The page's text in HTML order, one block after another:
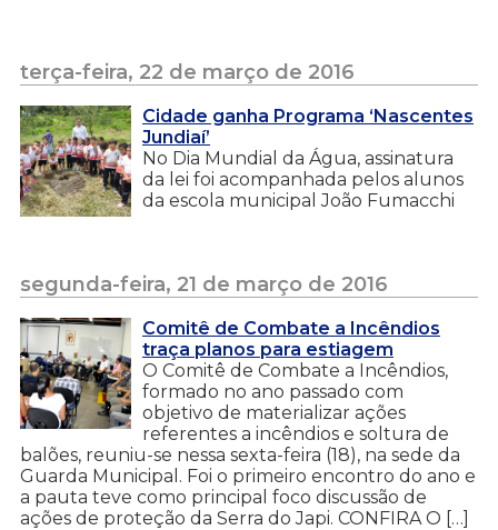
terça-feira, 22 de março de 2016
Cidade ganha Programa ‘Nascentes
Jundiaí’
No Dia Mundial da Água, assinatura
da lei foi acompanhada pelos alunos
da escola municipal João Fumacchi
segunda-feira, 21 de março de 2016
Comitê de Combate a Incêndios
traça planos para estiagem
O Comitê de Combate a Incêndios,
formado no ano passado com
objetivo de materializar ações
referentes a incêndios e soltura de
balões, reuniu-se nessa sexta-feira (18), na sede da
Guarda Municipal. Foi o primeiro encontro do ano e
a pauta teve como principal foco discussão de
ações de proteção da Serra do Japi. CONFIRA O […]